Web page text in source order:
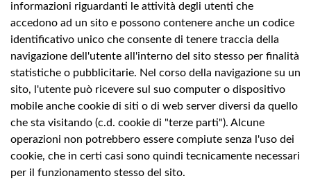
informazioni riguardanti le attività degli utenti che
accedono ad un sito e possono contenere anche un codice
identificativo unico che consente di tenere traccia della
navigazione dell'utente all'interno del sito stesso per finalità
statistiche o pubblicitarie. Nel corso della navigazione su un
sito, l'utente può ricevere sul suo computer o dispositivo
mobile anche cookie di siti o di web server diversi da quello
che sta visitando (c.d. cookie di "terze parti"). Alcune
operazioni non potrebbero essere compiute senza l'uso dei
cookie, che in certi casi sono quindi tecnicamente necessari
per il funzionamento stesso del sito.